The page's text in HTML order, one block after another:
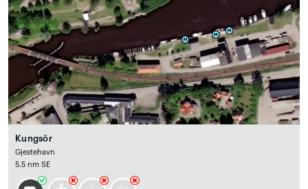
Kungsör
Gjestehavn
5.5 nm SE